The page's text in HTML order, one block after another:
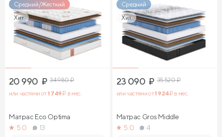
Средний/Жесткий
Хит
20 990 ₽ 34 980₽
или частями от1 749₽ в мес.
Матрас Eco Optima
5.0
13
Средний
Хит
23 090 ₽ 35 520₽
или частями от1 924₽ в мес.
Матрас Gros Middle
5.0
4